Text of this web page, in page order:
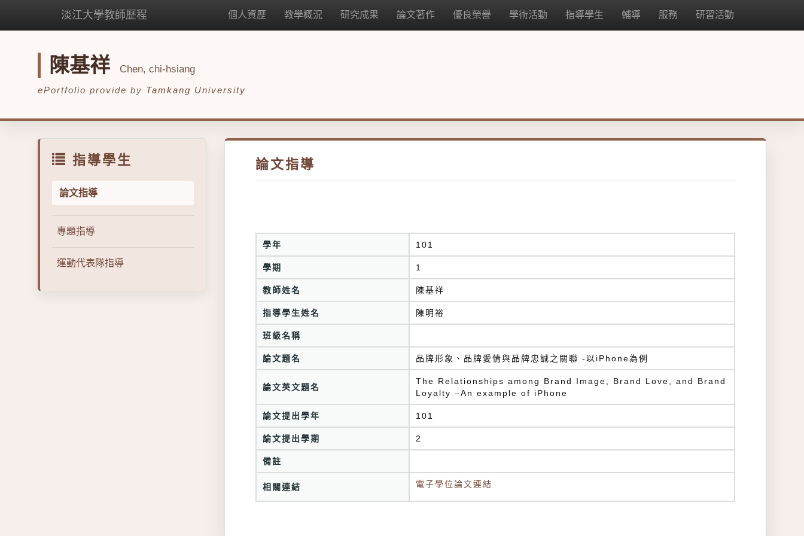
淡江大學教師歷程 個人資歷 教學概況 研究成果 論文著作 優良榮譽 學術活動 指導學生 輔導 服務 研習活動
陳基祥 Chen, chi-hsiang
ePortfolio provide by Tamkang University
指導學生
論文指導
專題指導
運動代表隊指導
論文指導
學年 101
學期 1
教師姓名 陳基祥
指導學生姓名 陳明裕
班級名稱
論文題名 品牌形象、品牌愛情與品牌忠誠之關聯 -以iPhone為例
論文英文題名
The Relationships among Brand Image, Brand Love, and Brand
Loyalty –An example of iPhone
論文提出學年 101
論文提出學期 2
備註
相關連結 電子學位論文連結